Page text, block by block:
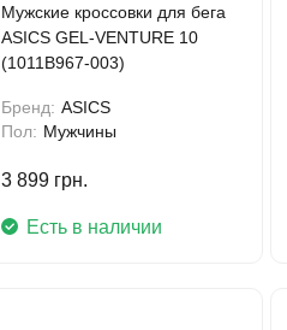
Мужские кроссовки для бега
ASICS GEL-VENTURE 10
(1011B967-003)
Бренд: ASICS
Пол: Мужчины
3 899 грн.
Есть в наличии